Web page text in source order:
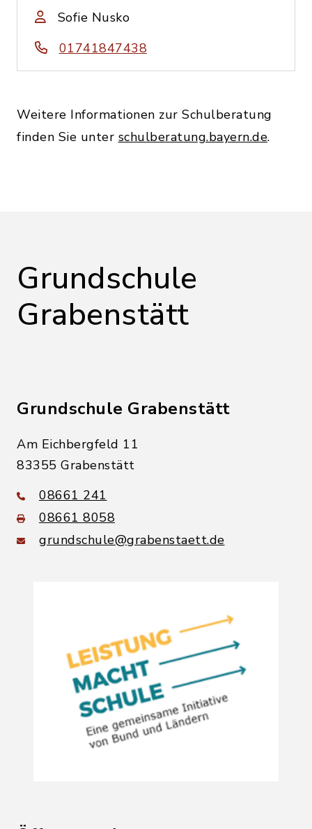
Sofie Nusko
01741847438
Weitere Informationen zur Schulberatung
finden Sie unter schulberatung.bayern.de.
Grundschule
Grabenstätt
Grundschule Grabenstätt
Am Eichbergfeld 11
83355 Grabenstätt
08661 241
08661 8058
grundschule@grabenstaett.de